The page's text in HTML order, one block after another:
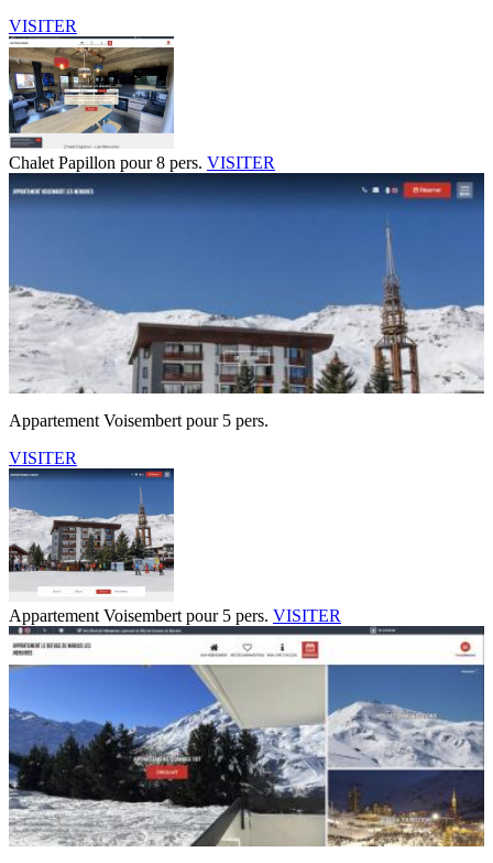
VISITER
Chalet Papillon pour 8 pers. VISITER
Appartement Voisembert pour 5 pers.
VISITER
Appartement Voisembert pour 5 pers. VISITER